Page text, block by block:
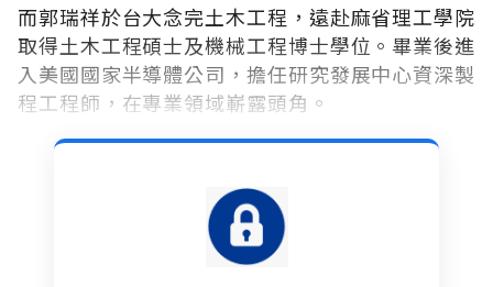
而郭瑞祥於台大念完土木工程，遠赴麻省理工學院
取得土木工程碩士及機械工程博士學位。畢業後進
入美國國家半導體公司，擔任研究發展中心資深製
程工程師，在專業領域嶄露頭角。